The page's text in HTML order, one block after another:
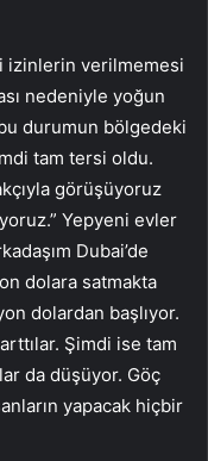
izinlerin verilmemesi
nedeniyle yoğun
durumun bölgedeki
tam tersi oldu.
görüşüyoruz
Yepyeni evler
Dubai’de
dolara satmakta
dolardan başlıyor.
Şimdi ise tam
da düşüyor. Göç
yapacak hiçbir